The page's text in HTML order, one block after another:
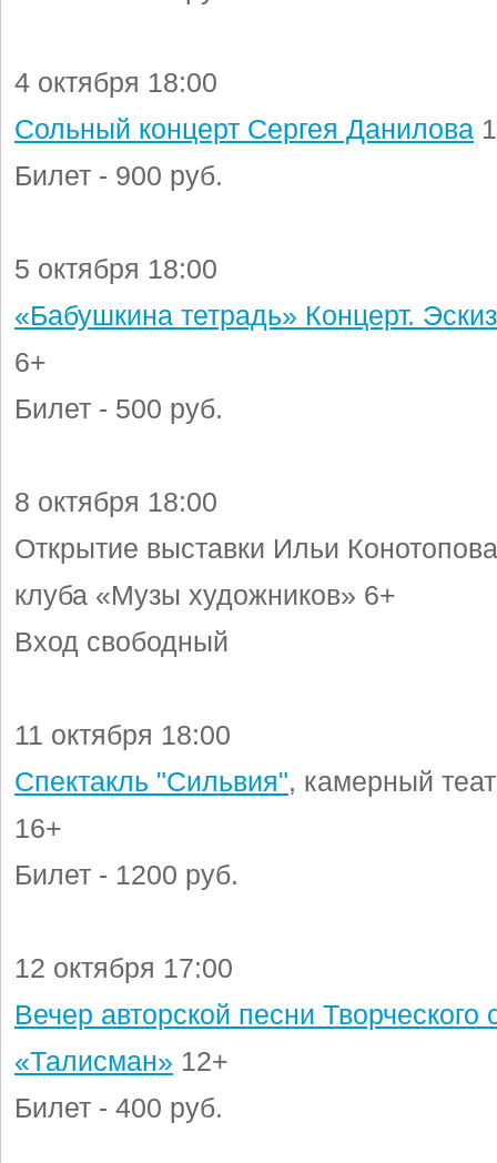
4 октября 18:00
Сольный концерт Сергея Данилова
Билет - 900 руб.
5 октября 18:00
«Бабушкина тетрадь» Концерт.
6+
Билет - 500 руб.
8 октября 18:00
Открытие выставки Ильи
клуба «Музы художников» 6+
Вход свободный
11 октября 18:00
Спектакль "Сильвия", камерный
16+
Билет - 1200 руб.
12 октября 17:00
Вечер авторской песни Творческого
«Талисман» 12+
Билет - 400 руб.